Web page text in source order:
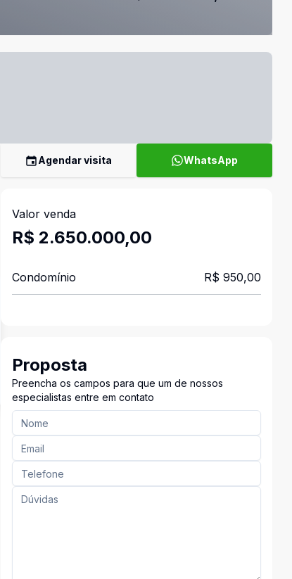
Agendar visita WhatsApp
Valor venda
R$ 2.650.000,00
Condomínio R$ 950,00
Proposta
Preencha os campos para que um de nossos
especialistas entre em contato